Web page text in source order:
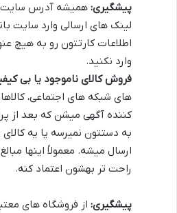
پیشگیری: همیشه آدرس سایت
لینک های ارسالی وارد سایت
اطلاعات کارتتون رو به هیچ
وارد نکنید.
فروش کالای ناموجود یا بی
های شبکه های اجتماعی،
کننده آگهی میشن که بعد از
به دستتون نمیرسه یا یه
ارسال میشه. معمولاً اینها
راحت تر بهشون اعتماد کنه.
پیشگیری: از فروشگاه های